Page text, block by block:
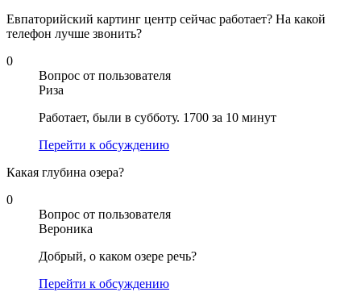
Евпаторийский картинг центр сейчас работает? На какой
телефон лучше звонить?
0
Вопрос от пользователя
Риза
Работает, были в субботу. 1700 за 10 минут
Перейти к обсуждению
Какая глубина озера?
0
Вопрос от пользователя
Вероника
Добрый, о каком озере речь?
Перейти к обсуждению